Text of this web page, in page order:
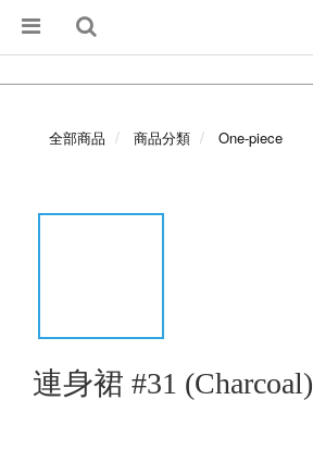
全部商品 商品分類 One-piece
連身裙 #31 (Charcoal)